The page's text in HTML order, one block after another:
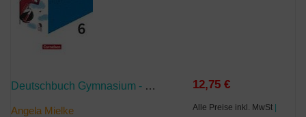
Deutschbuch Gymnasium - Nordrhein-Westfalen - Ausgabe 2019 - 6. Schuljahr
Angela Mielke
12,75 €
Alle Preise inkl. MwSt |